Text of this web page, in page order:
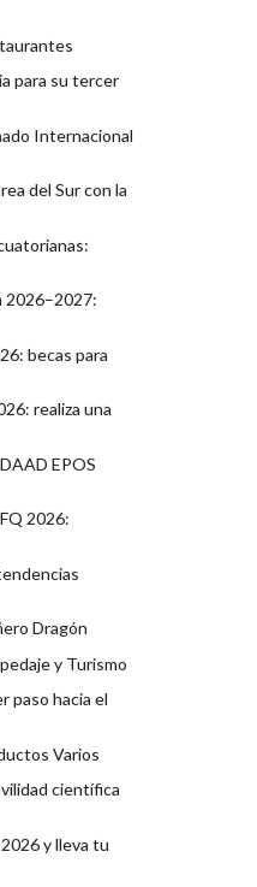
para su tercer
Internacional
del Sur con la
2026–2027:
becas para
realiza una
EPOS
2026:
Dragón
y Turismo
paso hacia el
Varios
científica
y lleva tu